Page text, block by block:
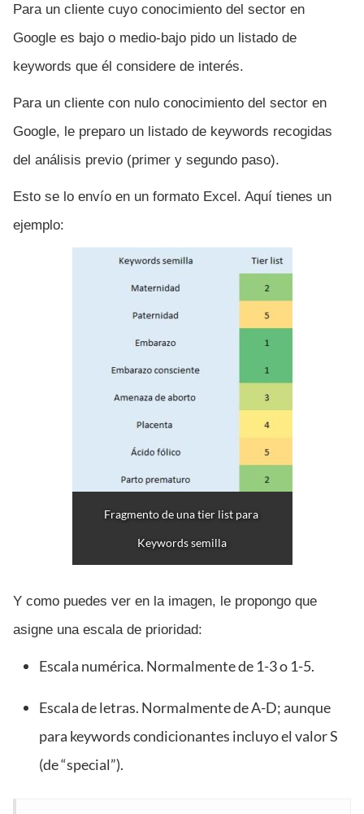
Para un cliente cuyo conocimiento del sector en
Google es bajo o medio-bajo pido un listado de
keywords que él considere de interés.
Para un cliente con nulo conocimiento del sector en
Google, le preparo un listado de keywords recogidas
del análisis previo (primer y segundo paso).
Esto se lo envío en un formato Excel. Aquí tienes un
ejemplo:
Fragmento de una tier list para
Keywords semilla
Y como puedes ver en la imagen, le propongo que
asigne una escala de prioridad:
Escala numérica. Normalmente de 1-3 o 1-5.
Escala de letras. Normalmente de A-D; aunque
para keywords condicionantes incluyo el valor S
(de “special”).